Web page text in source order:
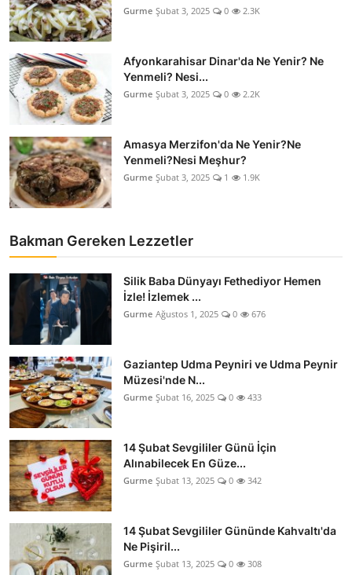
Gurme Şubat 3, 2025 0 2.3K
Afyonkarahisar Dinar'da Ne Yenir? Ne
Yenmeli? Nesi...
Gurme Şubat 3, 2025 0 2.2K
Amasya Merzifon'da Ne Yenir?Ne
Yenmeli?Nesi Meşhur?
Gurme Şubat 3, 2025 1 1.9K
Bakman Gereken Lezzetler
Silik Baba Dünyayı Fethediyor Hemen
İzle! İzlemek ...
Gurme Ağustos 1, 2025 0 676
Gaziantep Udma Peyniri ve Udma Peynir
Müzesi'nde N...
Gurme Şubat 16, 2025 0 433
14 Şubat Sevgililer Günü İçin
Alınabilecek En Güze...
Gurme Şubat 13, 2025 0 342
14 Şubat Sevgililer Gününde Kahvaltı'da
Ne Pişiril...
Gurme Şubat 13, 2025 0 308